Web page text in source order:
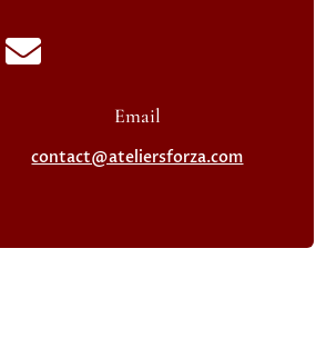

Email
contact@ateliersforza.com